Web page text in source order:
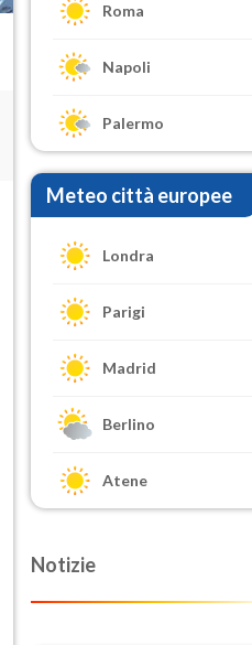
Roma
Napoli
Palermo
Meteo città europee
Londra
Parigi
Madrid
Berlino
Atene
Notizie